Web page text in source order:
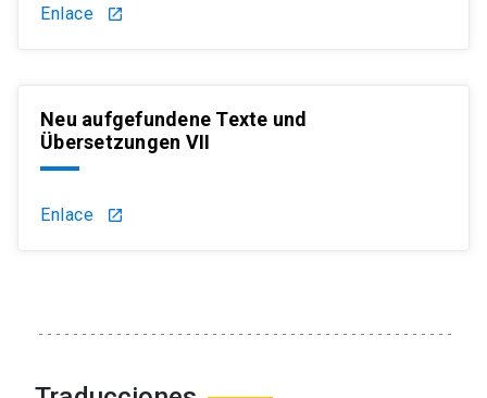
Enlace launch
Neu aufgefundene Texte und
Übersetzungen VII
Enlace launch